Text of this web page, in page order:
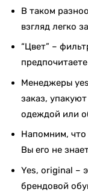
В таком
взгляд легко
“Цвет” –
Менеджеры
заказ,
одеждой или
Напомним, что
Вы его не
Yes, original –
брендовой